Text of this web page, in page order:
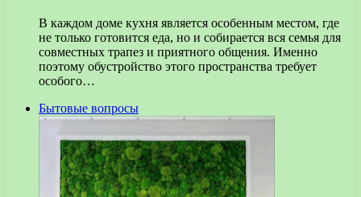
В каждом доме кухня является особенным местом, где
не только готовится еда, но и собирается вся семья для
совместных трапез и приятного общения. Именно
поэтому обустройство этого пространства требует
особого…
Бытовые вопросы